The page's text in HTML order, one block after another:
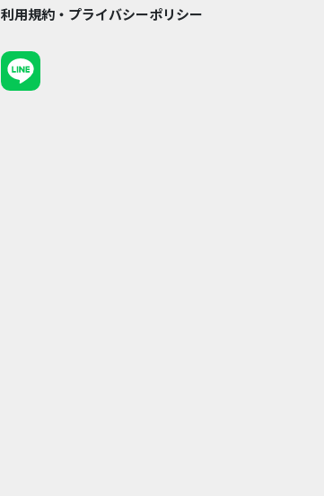
利用規約・プライバシーポリシー